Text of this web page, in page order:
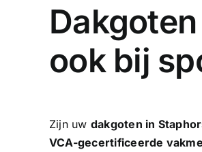
ook bij
Zijn uw dakgoten in
VCA-gecertificeerde